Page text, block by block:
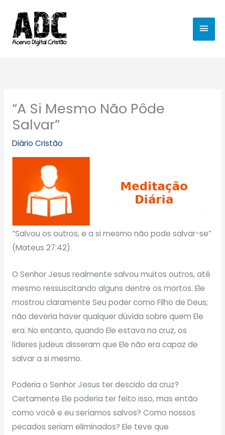
para
conteúdo
“A Si Mesmo Não Pôde
Salvar”
Diário Cristão
“Salvou os outros, e a si mesmo não pode salvar-se”
(Mateus 27:42).
O Senhor Jesus realmente salvou muitos outros, até
mesmo ressuscitando alguns dentre os mortos. Ele
mostrou claramente Seu poder como Filho de Deus;
não deveria haver qualquer dúvida sobre quem Ele
era. No entanto, quando Ele estava na cruz, os
líderes judeus disseram que Ele não era capaz de
salvar a si mesmo.
Poderia o Senhor Jesus ter descido da cruz?
Certamente Ele poderia ter feito isso, mas então
como você e eu seríamos salvos? Como nossos
pecados seriam eliminados? Ele teve que